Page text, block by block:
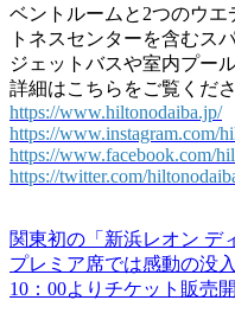
ベントルームと2つのウ
トネスセンターを含むス
ジェットバスや室内プー
詳細はこちらをご覧くださ
https://www.hiltonodaiba.jp/
https://www.instagram.com/
https://www.facebook.com/
https://twitter.com/
関東初の「新浜レオン デ
プレミア席では感動の没
10：00よりチケット販売